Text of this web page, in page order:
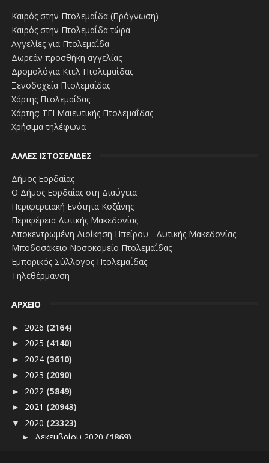
Καιρός στην Πτολεμαΐδα (Πρόγνωση)
Καιρός στην Πτολεμαΐδα τώρα
Αγγελίες για Πτολεμαΐδα
Δωρεάν προσθήκη αγγελίας
Δρομολόγια Κτελ Πτολεμαΐδας
Ξενοδοχεία Πτολεμαίδας
Χάρτης Πτολεμαίδας
Χάρτης: ΤΕΙ Μαιευτικής Πτολεμαΐδας
Χρήσιμα τηλέφωνα
ΑΛΛΕΣ ΙΣΤΟΣΕΛΙΔΕΣ
Δήμος Εορδαίας
Ο Δήμος Εορδαίας στη Διαύγεια
Περιφερειακή Ενότητα Κοζάνης
Περιφέρεια Δυτικής Μακεδονίας
Αποκεντρωμένη Διοίκηση Ηπείρου - Δυτικής Μακεδονίας
Μποδοσάκειο Νοσοκομείο Πτολεμαΐδας
Εμπορικός Σύλλογος Πτολεμαΐδας
Τηλεθέρμανση
ΑΡΧΕΙΟ
► 2026 (2164)
► 2025 (4140)
► 2024 (3610)
► 2023 (2090)
► 2022 (5849)
► 2021 (20943)
▼ 2020 (23323)
► Δεκεμβρίου 2020 (1869)